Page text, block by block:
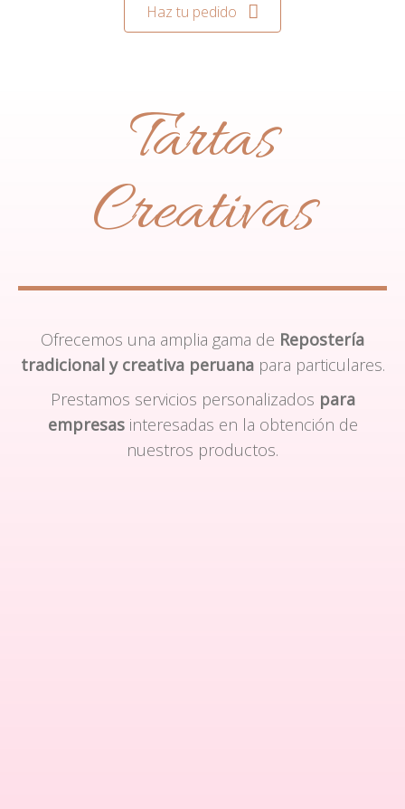
Haz tu pedido
Tartas
Creativas
Ofrecemos una amplia gama de Repostería
tradicional y creativa peruanapara particulares.
Prestamos servicios personalizados para
empresasinteresadas en la obtención de
nuestros productos.